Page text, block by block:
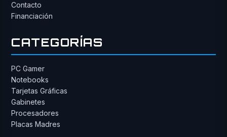
Contacto
Financiación
CATEGORÍAS
PC Gamer
Notebooks
Tarjetas Gráficas
Gabinetes
Procesadores
Placas Madres